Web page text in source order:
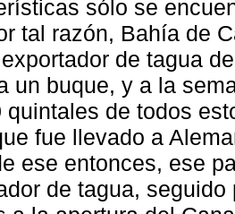
sólo se
tal razón, Bahía de
de tagua
un buque, y a la
quintales de todos
fue llevado a
ese entonces, ese
de tagua,